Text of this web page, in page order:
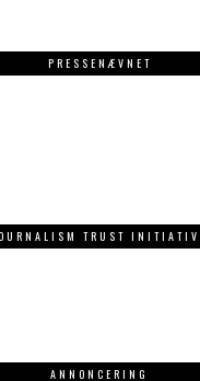
PRESSENÆVNET
TRUST
ANNONCERING